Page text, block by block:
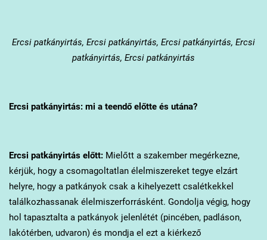
Ercsi patkányirtás, Ercsi patkányirtás, Ercsi patkányirtás, Ercsi
patkányirtás, Ercsi patkányirtás
Ercsi patkányirtás: mi a teendő előtte és utána?
Ercsi patkányirtás előtt:Mielőtt a szakember megérkezne,
kérjük, hogy a csomagoltatlan élelmiszereket tegye elzárt
helyre, hogy a patkányok csak a kihelyezett csalétkekkel
találkozhassanak élelmiszerforrásként. Gondolja végig, hogy
hol tapasztalta a patkányok jelenlétét (pincében, padláson,
lakótérben, udvaron) és mondja el ezt a kiérkező